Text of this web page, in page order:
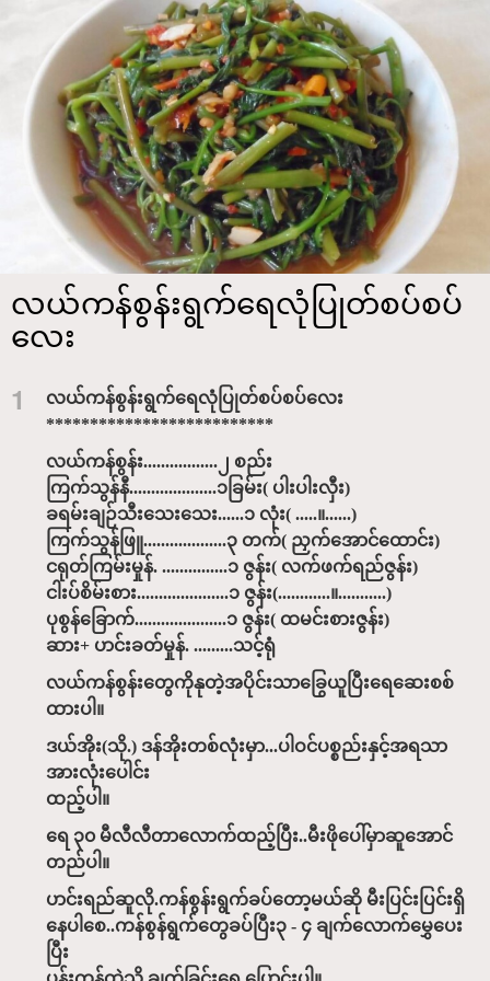
လယ်ကန်စွန်းရွက်ရေလုံပြုတ်စပ်စပ်
လေး
1
လယ်ကန်စွန်းရွက်ရေလုံပြုတ်စပ်စပ်လေး
**************************
လယ်ကန်စွန်း.................၂ စည်း
ကြက်သွန်နီ....................၁ခြမ်း( ပါးပါးလှီး)
ခရမ်းချဉ်သီးသေးသေး......၁ လုံး( .....။......)
ကြက်သွန်ဖြူ...................၃ တက်( ညှက်အောင်ထောင်း)
ငရုတ်ကြမ်းမှုန်. ...............၁ ဇွန်း( လက်ဖက်ရည်ဇွန်း)
ငါးပ်စိမ်းစား.....................၁ ဇွန်း(............။...........)
ပုစွန်ခြောက်.....................၁ ဇွန်း( ထမင်းစားဇွန်း)
ဆား+ ပာင်းခတ်မှုန်. .........သင့်ရုံ
လယ်ကန်စွန်းတွေကိုနုတဲ့အပိုင်းသာခြွေယူပြီးရေဆေးစစ်
ထားပါ။
ဒယ်အိုး(သို.) ဒန်အိုးတစ်လုံးမှာ...ပါဝင်ပစ္စည်းနှင့်အရသာ
အားလုံးပေါင်း
ထည့်ပါ။
ရေ ၃၀ မီလီလီတာလောက်ထည့်ပြီး..မီးဖိုပေါ်မှာဆူအောင်
တည်ပါ။
ပာင်းရည်ဆူလို.ကန်စွန်းရွက်ခပ်တော့မယ်ဆို မီးပြင်းပြင်းရှိ
နေပါစေ..ကန်စွန်ရွက်တွေခပ်ပြီး၃ - ၄ ချက်လောက်မွှေပေး
ပြီး